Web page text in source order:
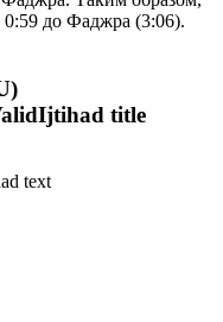
0:59 до Фаджра (3:06).
title
text